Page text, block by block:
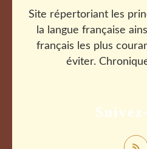
Site répertoriant les
la langue française
français les plus
éviter.